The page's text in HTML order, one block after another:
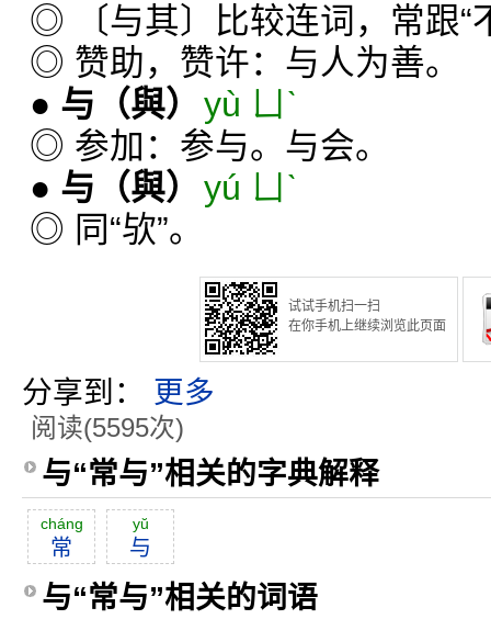
◎ 〔与其〕比较连词，常跟“
◎ 赞助，赞许：与人为善。
● 与 （與） yù ㄩˋ
◎ 参加：参与。与会。
● 与 （與） yú ㄩˋ
◎ 同“欤”。
试试手机扫一扫
在你手机上继续浏览此页面
分享到： 更多
阅读(5595次)
与“常与”相关的字典解释
cháng
常
yŭ
与
与“常与”相关的词语